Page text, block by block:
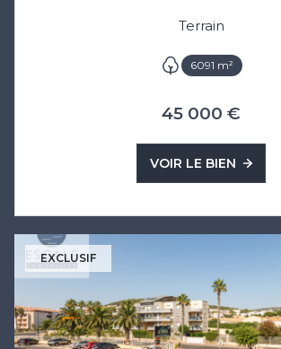
Terrain
6091 m²
45 000 €
VOIR LE BIEN
EXCLUSIF